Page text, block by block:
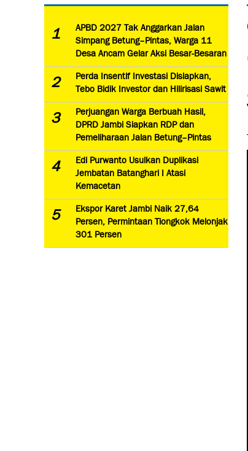
1
APBD 2027 Tak Anggarkan Jalan
Simpang Betung–Pintas, Warga 11
Desa Ancam Gelar Aksi Besar-Besaran
2
Perda Insentif Investasi Disiapkan,
Tebo Bidik Investor dan Hilirisasi Sawit
3
Perjuangan Warga Berbuah Hasil,
DPRD Jambi Siapkan RDP dan
Pemeliharaan Jalan Betung–Pintas
4
Edi Purwanto Usulkan Duplikasi
Jembatan Batanghari I Atasi
Kemacetan
5
Ekspor Karet Jambi Naik 27,64
Persen, Permintaan Tiongkok Melonjak
301 Persen